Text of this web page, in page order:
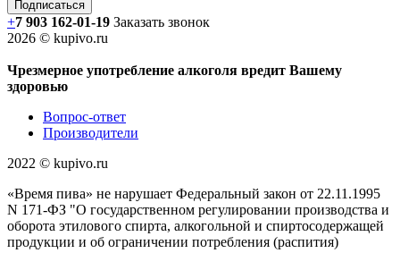
+7 903 162-01-19 Заказать звонок
2026 © kupivo.ru
Чрезмерное употребление алкоголя вредит Вашему
здоровью
Вопрос-ответ
Производители
2022 ©️ kupivo.ru
«Время пива» не нарушает Федеральный закон от 22.11.1995
N 171-ФЗ "О государственном регулировании производства и
оборота этилового спирта, алкогольной и спиртосодержащей
продукции и об ограничении потребления (распития)